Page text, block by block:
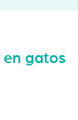
en gatos